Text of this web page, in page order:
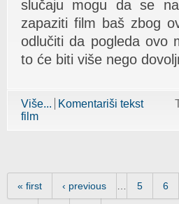
slučaju mogu da se
zapaziti film baš zbog
odlučiti da pogleda ovo
to će biti više nego
Više... about „Oslo, 31. august”
Komentariši tekst
film
Pages
« first ‹ previous 5 6